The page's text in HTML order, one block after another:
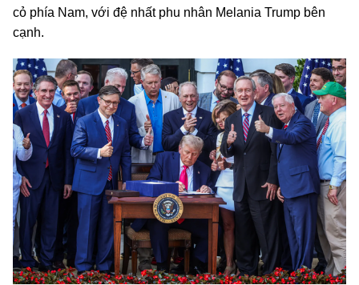
cỏ phía Nam, với đệ nhất phu nhân Melania Trump bên
cạnh.